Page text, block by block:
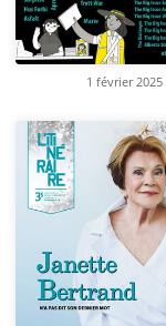
1 février 2025